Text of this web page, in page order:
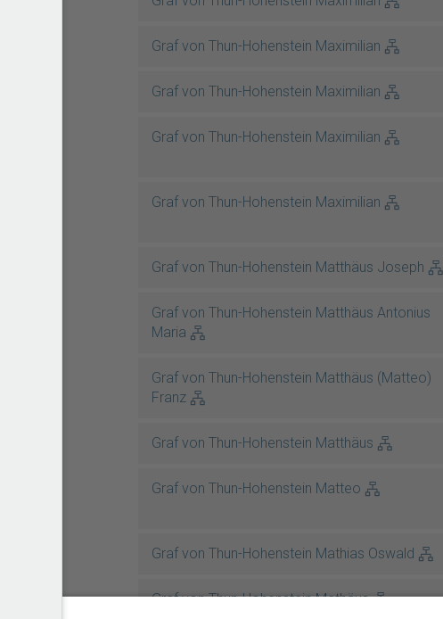
Graf von Thun-Hohenstein Maximilian
Graf von Thun-Hohenstein Maximilian
Graf von Thun-Hohenstein Maximilian
Graf von Thun-Hohenstein Maximilian
Graf von Thun-Hohenstein Matthäus Joseph
Graf von Thun-Hohenstein Matthäus Antonius
Maria
Graf von Thun-Hohenstein Matthäus (Matteo)
Franz
Graf von Thun-Hohenstein Matthäus
Graf von Thun-Hohenstein Matteo
Graf von Thun-Hohenstein Mathias Oswald
Graf von Thun-Hohenstein Mathäus